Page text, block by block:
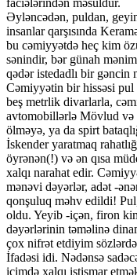
faciələrindən məsuldur.
Əyləncədən, puldan,
insanlar qarşısında
bu cəmiyyətdə heç kim
sənindir, bər günah
qədər istedadlı bir
Cəmiyyətin bir hissəsi pul
beş metrlik divarlarla,
avtomobillərlə Mövlud və
ölməyə, ya da spirt
İskender yaratmaq
öyrənən(!) və ən qısa
xalqı narahat edir.
mənəvi dəyərlər, adət -
qonşuluq məhv edildi!
oldu. Yeyib -içən, firon
dəyərlərinin təməlinə
çox nifrət etdiyim
İfadəsi idi. Nədənsə
içimdə xalqı istismar